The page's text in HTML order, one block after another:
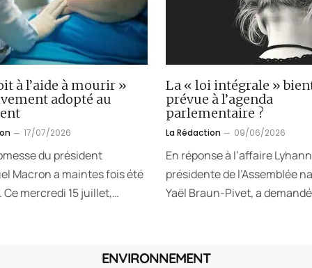
à l’aide à mourir »
adopté au
17/07/2026
du président
Macron a maintes fois été
mercredi 15 juillet,…
La « loi intégrale »
prévue à l’agenda
parlementaire ?
La Rédaction 09/06/2026
En réponse à l’affaire
présidente de l’Assemblée
Yaël Braun-Pivet, a
ENVIRONNEMENT